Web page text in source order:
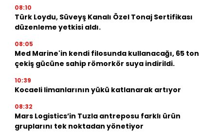
08:10
Türk Loydu, Süveyş Kanalı Özel Tonaj Sertifikası
düzenleme yetkisi aldı.
08:05
Med Marine'in kendi filosunda kullanacağı, 65 ton
çekiş gücüne sahip römorkör suya indirildi.
10:39
Kocaeli limanlarının yükü katlanarak artıyor
08:32
Mars Logistics’in Tuzla antreposu farklı ürün
gruplarını tek noktadan yönetiyor